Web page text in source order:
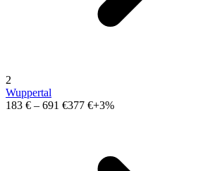
2
Wuppertal
183 € – 691 €377 €+3%